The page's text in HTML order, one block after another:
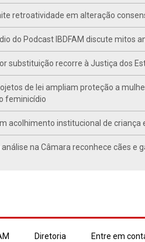
retroatividade em alteração
do Podcast IBDFAM discute mitos
substituição recorre à Justiça dos
de lei ampliam proteção a
feminicídio
acolhimento institucional de criança
na Câmara reconhece cães e
Diretoria Entre em